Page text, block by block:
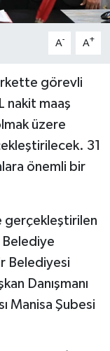
A- A+
görevli
nakit maaş
üzere
31
önemli bir
gerçekleştirilen
Belediye
Belediyesi
Danışmanı
Manisa Şubesi